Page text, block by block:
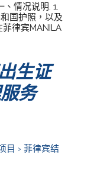
情况说明. 1.
国护照，以及
律宾MANILA
生证
务
目 › 菲律宾结